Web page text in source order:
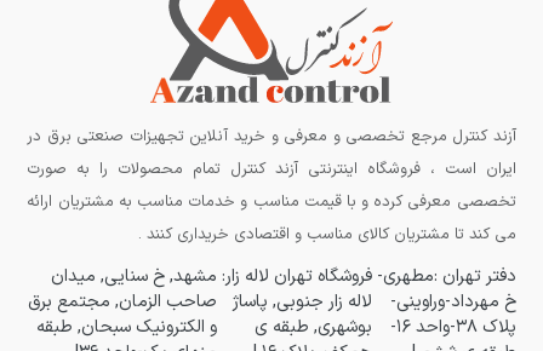
آزند کنترل مرجع تخصصی و معرفی و خرید آنلاین تجهیزات صنعتی برق در
ایران است ، فروشگاه اینترنتی آزند کنترل تمام محصولات را به صورت
تخصصی معرفی کرده و با قیمت مناسب و خدمات مناسب به مشتریان ارائه
می کند تا مشتریان کالای مناسب و اقتصادی خریداری کنند .
دفتر تهران :مطهری-
خ مهرداد-وراوینی-
پلاک ۳۸-واحد ۱۶-
فروشگاه تهران لاله زار:
لاله زار جنوبی, پاساژ
بوشهری, طبقه ی
مشهد, خ سنایی, میدان
صاحب الزمان, مجتمع برق
و الکترونیک سبحان, طبقه